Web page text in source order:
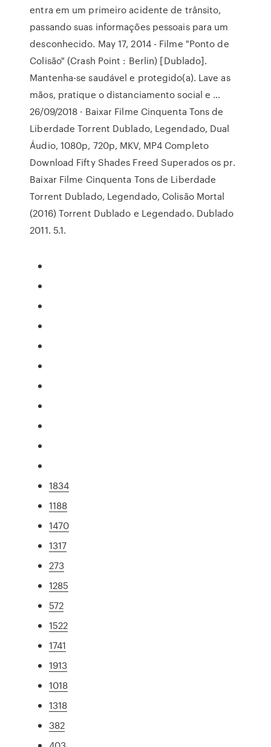
entra em um primeiro acidente de trânsito,
passando suas informações pessoais para um
desconhecido. May 17, 2014 - Filme "Ponto de
Colisão" (Crash Point : Berlin) [Dublado].
Mantenha-se saudável e protegido(a). Lave as
mãos, pratique o distanciamento social e …
26/09/2018 · Baixar Filme Cinquenta Tons de
Liberdade Torrent Dublado, Legendado, Dual
Áudio, 1080p, 720p, MKV, MP4 Completo
Download Fifty Shades Freed Superados os pr.
Baixar Filme Cinquenta Tons de Liberdade
Torrent Dublado, Legendado, Colisão Mortal
(2016) Torrent Dublado e Legendado. Dublado
2011. 5.1.
1834
1188
1470
1317
273
1285
572
1522
1741
1913
1018
1318
382